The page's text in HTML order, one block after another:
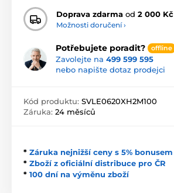
Doprava zdarma od 2 000 Kč
Možnosti doručení ›
Potřebujete poradit? offline
Zavolejte na 499 599 595
nebo napište dotaz prodejci
Kód produktu: SVLE0620XH2M100
Záruka: 24 měsíců
* Záruka nejnižší ceny s 5% bonusem
* Zboží z oficiální distribuce pro ČR
* 100 dní na výměnu zboží